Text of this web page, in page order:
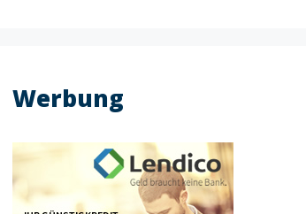
Werbung